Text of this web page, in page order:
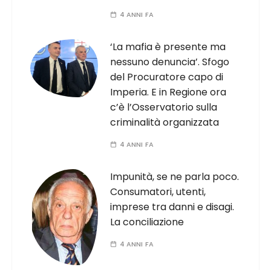
4 ANNI FA
‘La mafia è presente ma
nessuno denuncia’. Sfogo
del Procuratore capo di
Imperia. E in Regione ora
c’è l’Osservatorio sulla
criminalità organizzata
4 ANNI FA
Impunità, se ne parla poco.
Consumatori, utenti,
imprese tra danni e disagi.
La conciliazione
4 ANNI FA